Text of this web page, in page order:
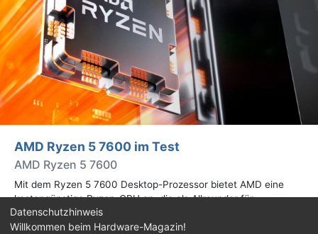
AMD Ryzen 5 7600 im Test
AMD Ryzen 5 7600
Mit dem Ryzen 5 7600 Desktop-Prozessor bietet AMD eine
kostengünstige Ryzen-CPU an, die als Allrounder für
verschiedene Workloads im heimischen PC dienen soll. Wir
haben sie in der Praxis ausgiebig getestet.
Datenschutzhinweis
Willkommen beim Hardware-Magazin!